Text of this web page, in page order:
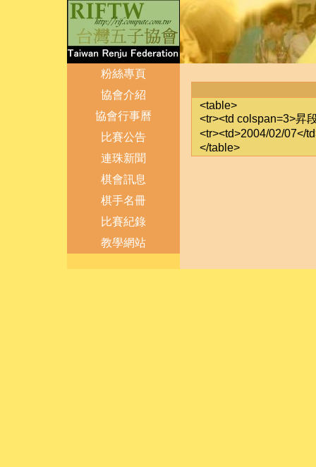
粉絲專頁
協會介紹
協會行事曆
比賽公告
連珠新聞
棋會訊息
棋手名冊
比賽紀錄
教學網站
<table>
<tr><td colspan=3>昇
<tr><td>2004/02/07</
</table>